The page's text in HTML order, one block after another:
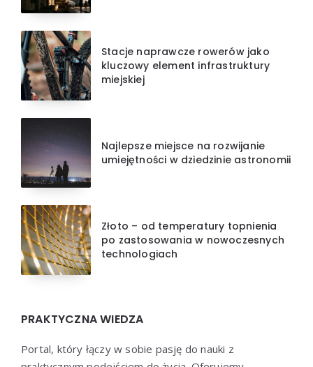
Stacje naprawcze rowerów jako
kluczowy element infrastruktury
miejskiej
Najlepsze miejsce na rozwijanie
umiejętności w dziedzinie astronomii
Złoto – od temperatury topnienia
po zastosowania w nowoczesnych
technologiach
PRAKTYCZNA WIEDZA
Portal, który łączy w sobie pasję do nauki z